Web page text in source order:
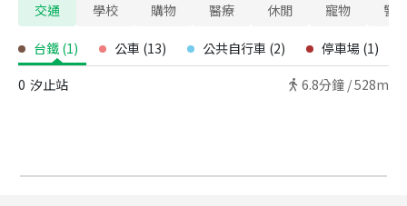
交通 學校 購物 醫療 休閒 寵物 警
台鐵 (1) 公車 (13) 公共自行車 (2) 停車場 (1)
0 汐止站 6.8分鐘 /528m